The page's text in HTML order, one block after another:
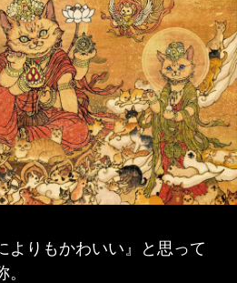
よりもかわいい』と思って